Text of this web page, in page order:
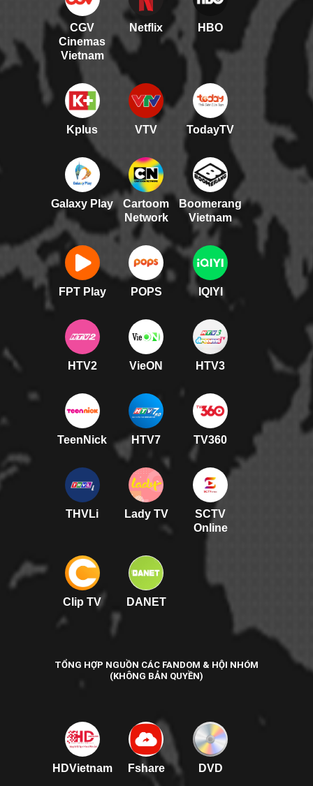
CGV
Cinemas
Vietnam
Netflix HBO
Kplus VTV TodayTV
Galaxy Play
Cartoom
Network
Boomerang
Vietnam
FPT Play POPS IQIYI
HTV2 VieON HTV3
TeenNick HTV7 TV360
THVLi Lady TV
SCTV
Online
Clip TV DANET
TỔNG HỢP NGUỒN CÁC FANDOM & HỘI NHÓM
(KHÔNG BẢN QUYỀN)
HDVietnam Fshare DVD